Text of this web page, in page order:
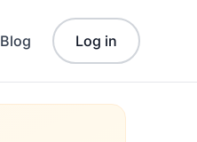
Blog Log in